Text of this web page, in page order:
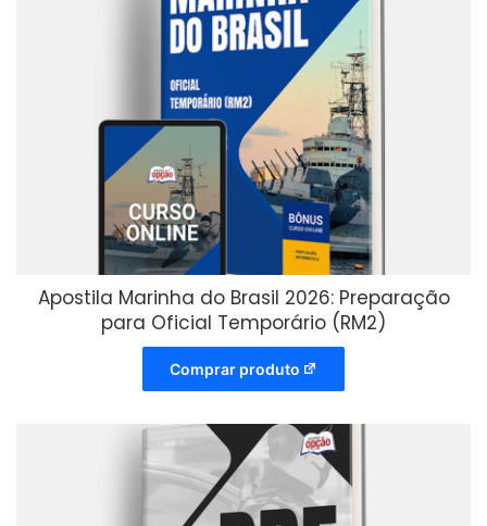
Apostila Marinha do Brasil 2026: Preparação
para Oficial Temporário (RM2)
Comprar produto